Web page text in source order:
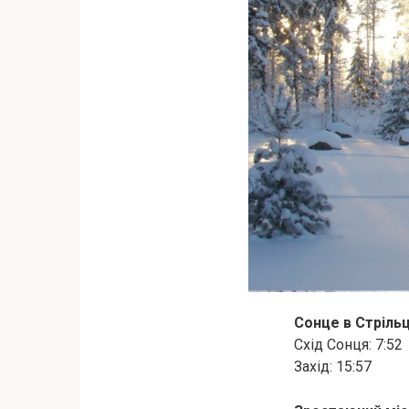
Сонце в
Схід Сонця: 7:52
Захід: 15:57